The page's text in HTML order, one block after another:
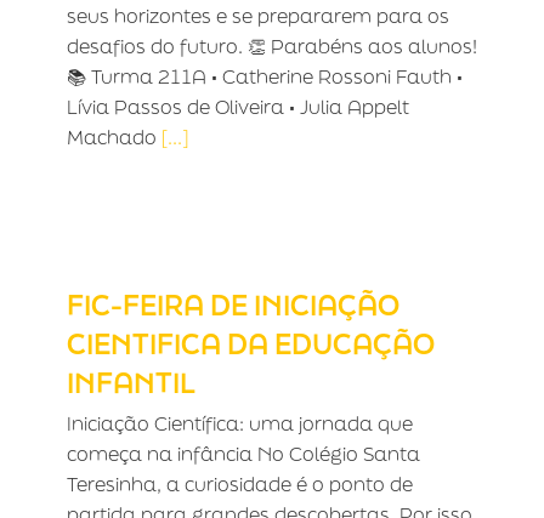
seus horizontes e se prepararem para os
desafios do futuro. 👏 Parabéns aos alunos!
📚 Turma 211A • Catherine Rossoni Fauth •
Lívia Passos de Oliveira • Julia Appelt
Machado [...]
FIC-FEIRA DE INICIAÇÃO
CIENTIFICA DA EDUCAÇÃO
INFANTIL
Iniciação Científica: uma jornada que
começa na infância No Colégio Santa
Teresinha, a curiosidade é o ponto de